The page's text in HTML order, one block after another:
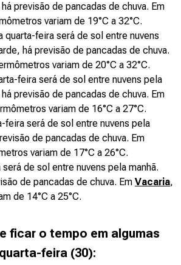
previsão de pancadas de chuva. Em
variam de 19°C a 32°C.
quarta-feira será de sol entre nuvens
há previsão de pancadas de chuva.
variam de 20°C a 32°C.
feira será de sol entre nuvens pela
previsão de pancadas de chuva. Em
variam de 16°C a 27°C.
feira será de sol entre nuvens pela
de pancadas de chuva. Em
variam de 17°C a 26°C.
de sol entre nuvens pela manhã.
de pancadas de chuva. Em Vacaria,
de 14°C a 25°C.
ficar o tempo em algumas
feira (30):